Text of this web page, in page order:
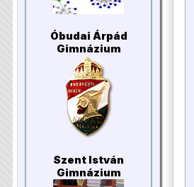
Óbudai Árpád
Gimnázium
Szent István
Gimnázium